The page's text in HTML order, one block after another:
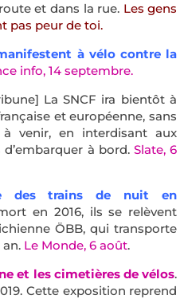
et dans la rue. Les gens
pas peur de toi.
à vélo contre la
info, 14 septembre.
La SNCF ira bientôt à
et européenne, sans
venir, en interdisant aux
à bord. Slate, 6
des trains de nuit en
en 2016, ils se relèvent
ÖBB, qui transporte
Le Monde, 6 août.
et les cimetières de vélos.
Cette exposition reprend